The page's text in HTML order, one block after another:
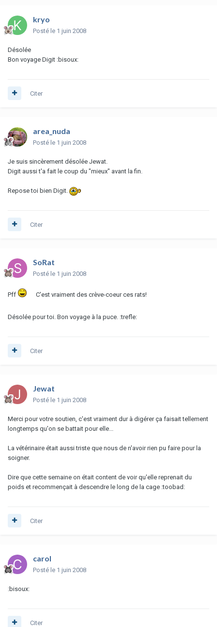
kryo
Posté le 1 juin 2008
Désolée
Bon voyage Digit :bisoux:
Citer
area_nuda
Posté le 1 juin 2008
Je suis sincèrement désolée Jewat.
Digit aussi t'a fait le coup du "mieux" avant la fin.
Repose toi bien Digit.
Citer
SoRat
Posté le 1 juin 2008
Pff C'est vraiment des crève-coeur ces rats!
Désolée pour toi. Bon voyage à la puce. :trefle:
Citer
Jewat
Posté le 1 juin 2008
Merci pour votre soutien, c'est vraiment dur à digérer ça faisait tellement
longtemps qu'on se battait pour elle...
La vétérinaire était aussi triste que nous de n'avoir rien pu faire pour la
soigner.
Dire que cette semaine on était content de voir qu'elle reprenait du
poids et recommençait à descendre le long de la cage :toobad:
Citer
carol
Posté le 1 juin 2008
:bisoux:
Citer